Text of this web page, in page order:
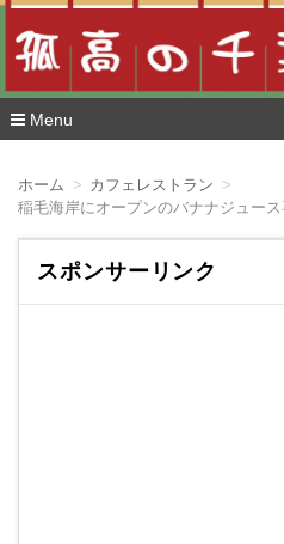
Menu
ホーム
カフェレストラン
稲毛海岸にオープンのバナナジュー
スポンサーリンク